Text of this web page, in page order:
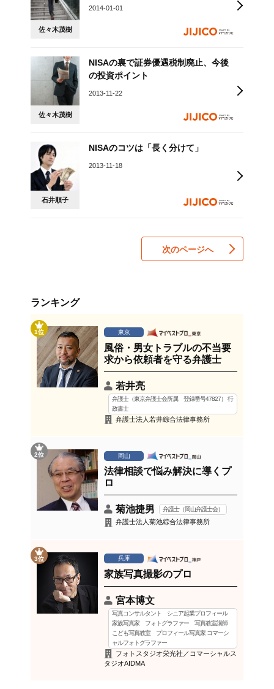
佐々木茂樹
2014-01-01
佐々木茂樹
NISAの裏で証券優遇税制廃止、今後
の投資ポイント
2013-11-22
石井順子
NISAのコツは「長く分けて」
2013-11-18
次のページへ
ランキング
1位 東京
風俗・男女トラブルの不当要
求から依頼者を守る弁護士
若井亮
弁護士（東京弁護士会所属 登録番号47827） 行
政書士
弁護士法人若井綜合法律事務所
2位 岡山
法律相談で悩み解決に導くプ
ロ
菊池捷男 弁護士（岡山弁護士会）
弁護士法人菊池綜合法律事務所
3位 兵庫
家族写真撮影のプロ
宮本博文
写真コンサルタント シニア起業プロフィール
家族写真家 フォトグラファー 写真教室講師
こども写真教室 プロフィール写真家 コマーシ
ャルフォトグラファー
フォトスタジオ栄光社／コマーシャルス
タジオAIDMA